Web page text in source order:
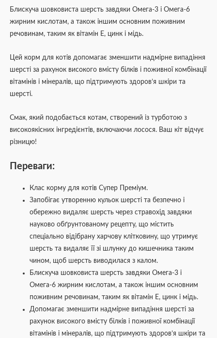
Блискуча шовковиста шерсть завдяки Омега-3 і Омега-6
жирним кислотам, а також іншим основним поживним
речовинам, таким як вітамін E, цинк і мідь.
Цей корм для котів допомагає зменшити надмірне випадіння
шерсті за рахунок високого вмісту білків і поживної комбінації
вітамінів і мінералів, що підтримують здоров’я шкіри та
шерсті.
Смак, який подобається котам, створений із турботою з
високоякісних інгредієнтів, включаючи лосося. Ваш кіт відчує
різницю!
Переваги:
Клас корму для котів Супер Преміум.
Запобігає утворенню кульок шерсті та безпечно і
обережно видаляє шерсть через стравохід завдяки
науково обґрунтованому рецепту, що містить
спеціально відібрану харчову клітковину, що утримує
шерсть та видаляє її зі шлунку до кишечника таким
чином, щоб шерсть виводилася з калом.
Блискуча шовковиста шерсть завдяки Омега-3 і
Омега-6 жирним кислотам, а також іншим основним
поживним речовинам, таким як вітамін E, цинк і мідь.
Допомагає зменшити надмірне випадіння шерсті за
рахунок високого вмісту білків і поживної комбінації
вітамінів і мінералів, що підтримують здоров’я шкіри та